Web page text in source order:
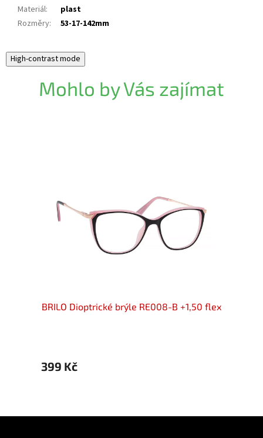
Materiál:
plast
Rozměry: 53-17-142mm
High-contrast mode
Mohlo by Vás zajímat
BRILO Dioptrické brýle RE008-B +1,50 flex
399 Kč